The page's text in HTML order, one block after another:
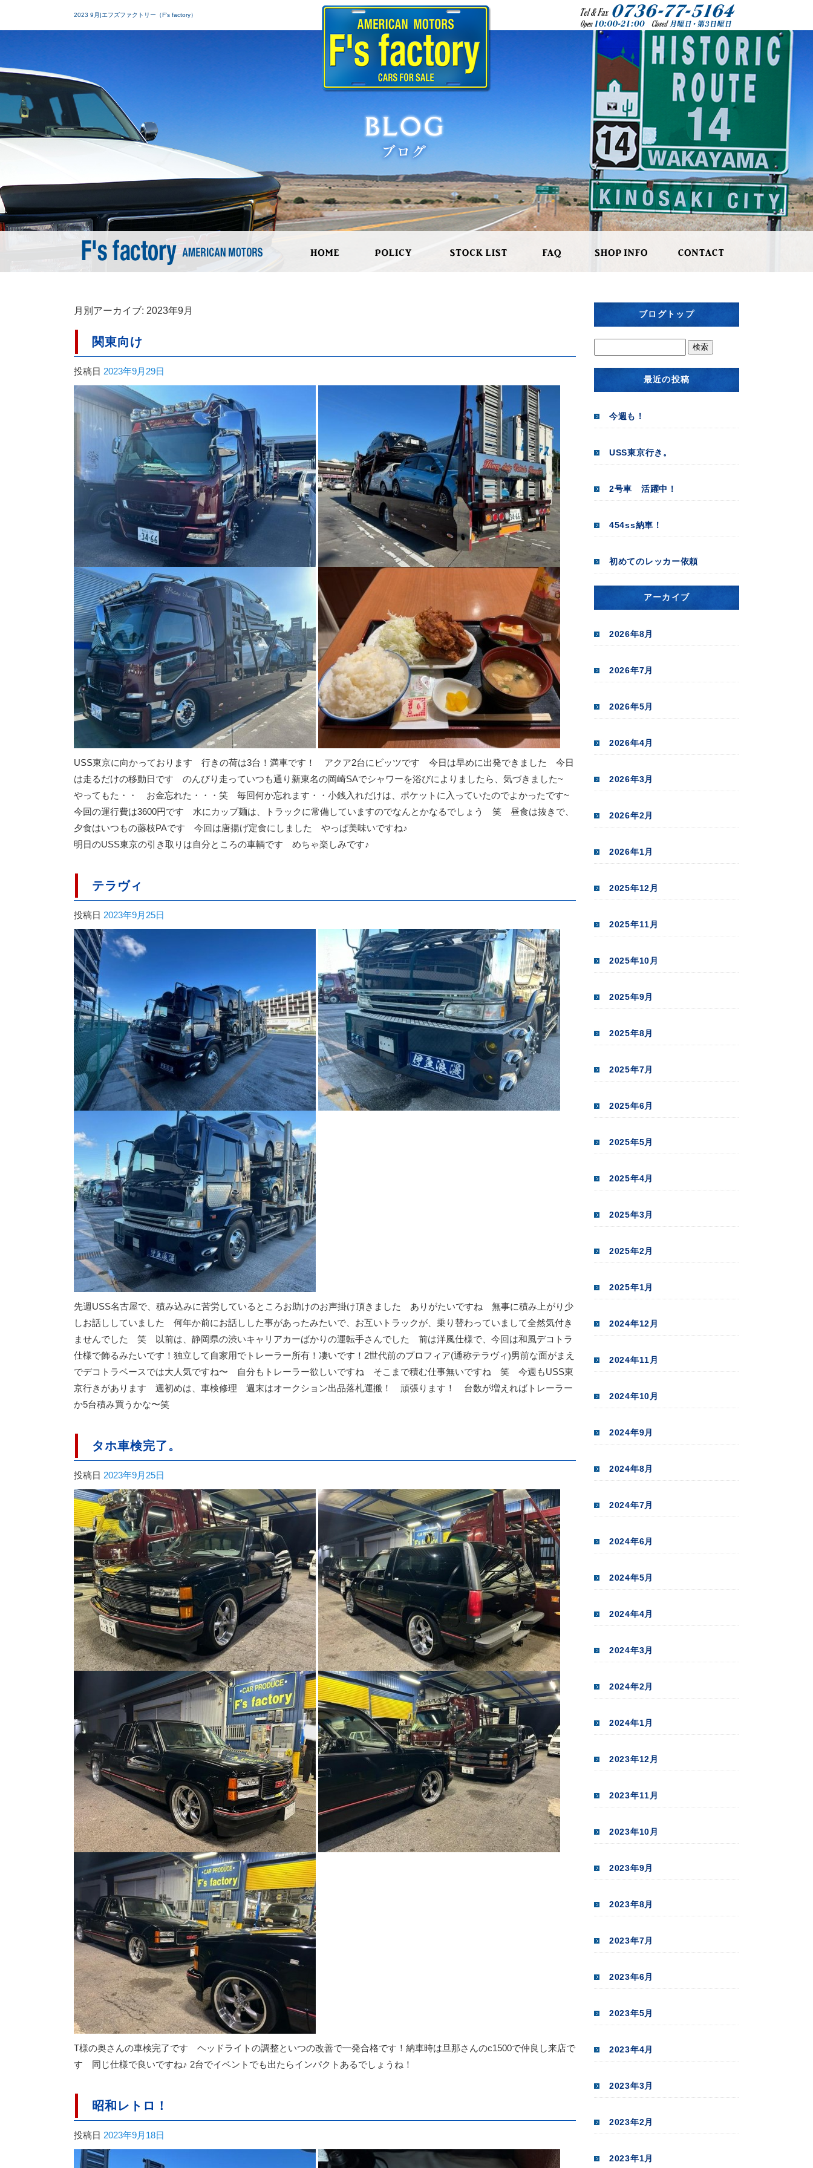
2023 9月|エフズファクトリー（F's factory）
月別アーカイブ: 2023年9月
関東向け
投稿日 2023年9月29日
USS東京に向かっております 行きの荷は3台！満車です！ アクア2台にビッツです 今日は早めに出発できました 今日
は走るだけの移動日です のんびり走っていつも通り新東名の岡崎SAでシャワーを浴びによりましたら、気づきました~
やってもた・・ お金忘れた・・・笑 毎回何か忘れます・・小銭入れだけは、ポケットに入っていたのでよかったです~
今回の運行費は3600円です 水にカップ麺は、トラックに常備していますのでなんとかなるでしょう 笑 昼食は抜きで、
夕食はいつもの藤枝PAです 今回は唐揚げ定食にしました やっぱ美味いですね♪
明日のUSS東京の引き取りは自分ところの車輌です めちゃ楽しみです♪
テラヴィ
投稿日 2023年9月25日
先週USS名古屋で、積み込みに苦労しているところお助けのお声掛け頂きました ありがたいですね 無事に積み上がり少
しお話ししていました 何年か前にお話しした事があったみたいで、お互いトラックが、乗り替わっていまして全然気付き
ませんでした 笑 以前は、静岡県の渋いキャリアカーばかりの運転手さんでした 前は洋風仕様で、今回は和風デコトラ
仕様で飾るみたいです！独立して自家用でトレーラー所有！凄いです！2世代前のプロフィア(通称テラヴィ)男前な面がまえ
でデコトラベースでは大人気ですね〜 自分もトレーラー欲しいですね そこまで積む仕事無いですね 笑 今週もUSS東
京行きがあります 週初めは、車検修理 週末はオークション出品落札運搬！ 頑張ります！ 台数が増えればトレーラー
か5台積み買うかな〜笑
タホ車検完了。
投稿日 2023年9月25日
T様の奥さんの車検完了です ヘッドライトの調整といつの改善で一発合格です！納車時は旦那さんのc1500で仲良し来店で
す 同じ仕様で良いですね♪ 2台でイベントでも出たらインパクトあるでしょうね！
昭和レトロ！
投稿日 2023年9月18日
ブログトップ
最近の投稿
今週も！
USS東京行き。
2号車 活躍中！
454ss納車！
初めてのレッカー依頼
アーカイブ
2026年8月
2026年7月
2026年5月
2026年4月
2026年3月
2026年2月
2026年1月
2025年12月
2025年11月
2025年10月
2025年9月
2025年8月
2025年7月
2025年6月
2025年5月
2025年4月
2025年3月
2025年2月
2025年1月
2024年12月
2024年11月
2024年10月
2024年9月
2024年8月
2024年7月
2024年6月
2024年5月
2024年4月
2024年3月
2024年2月
2024年1月
2023年12月
2023年11月
2023年10月
2023年9月
2023年8月
2023年7月
2023年6月
2023年5月
2023年4月
2023年3月
2023年2月
2023年1月